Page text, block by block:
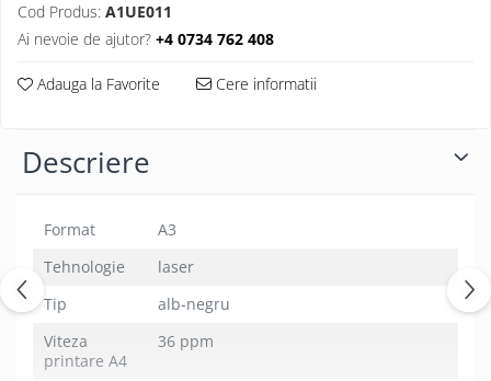
Cod Produs: A1UE011
Ai nevoie de ajutor? +4 0734 762 408
Adauga la Favorite Cere informatii
Descriere
Format
A3
Tehnologie
laser
Tip
alb-negru
Viteza
printare A4
36 ppm